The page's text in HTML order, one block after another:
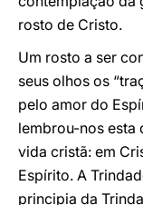
rosto de Cristo.
Um rosto a ser
seus olhos os
pelo amor do
lembrou-nos esta
vida cristã: em
Espírito. A
principia da